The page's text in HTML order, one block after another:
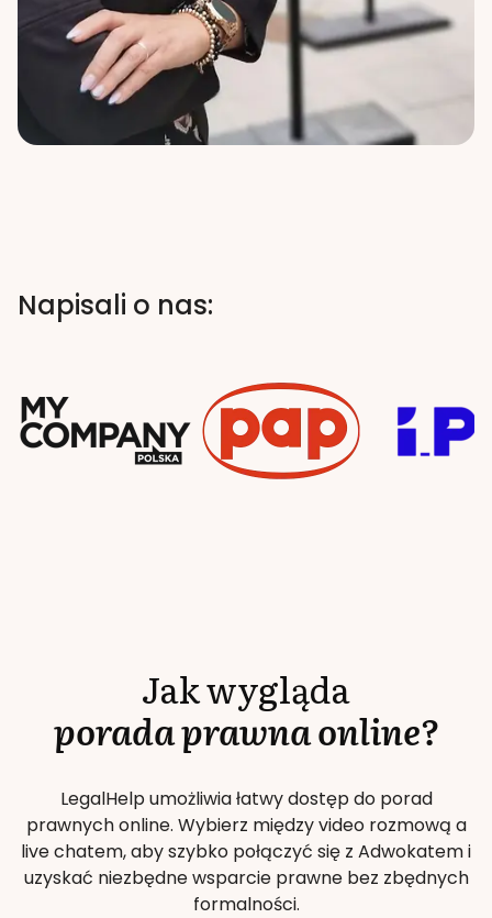
Napisali o nas:
Jak wygląda
porada prawna online?
LegalHelp umożliwia łatwy dostęp do porad
prawnych online. Wybierz między video rozmową a
live chatem, aby szybko połączyć się z Adwokatem i
uzyskać niezbędne wsparcie prawne bez zbędnych
formalności.